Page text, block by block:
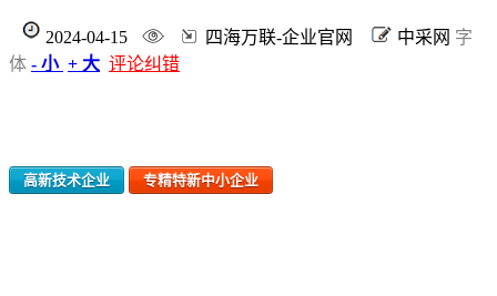
2024-04-15 四海万联-企业官网 中采网 字
体 - 小 + 大 评论纠错
高新技术企业 专精特新中小企业